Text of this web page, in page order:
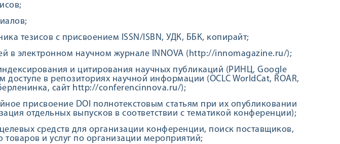
тезисов с присвоением ISSN/ISBN, УДК, ББК, копирайт;
в электронном научном журнале INNOVA (http://innomagazine.ru/);
и цитирования научных публикаций (РИНЦ, Google
в репозиториях научной информации (OCLC WorldCat, ROAR,
сайт http://conferencinnova.ru/);
присвоение DOI полнотекстовым статьям при их опубликовании
отдельных выпусков в соответствии с тематикой конференции);
средств для организации конференции, поиск поставщиков,
и услуг по организации мероприятий;